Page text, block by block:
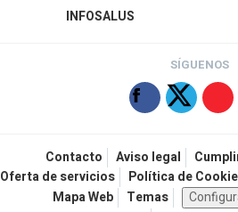
INFOSALUS
SÍGUENOS
Contacto Aviso legal
Oferta de servicios
Política de
Mapa Web
Temas